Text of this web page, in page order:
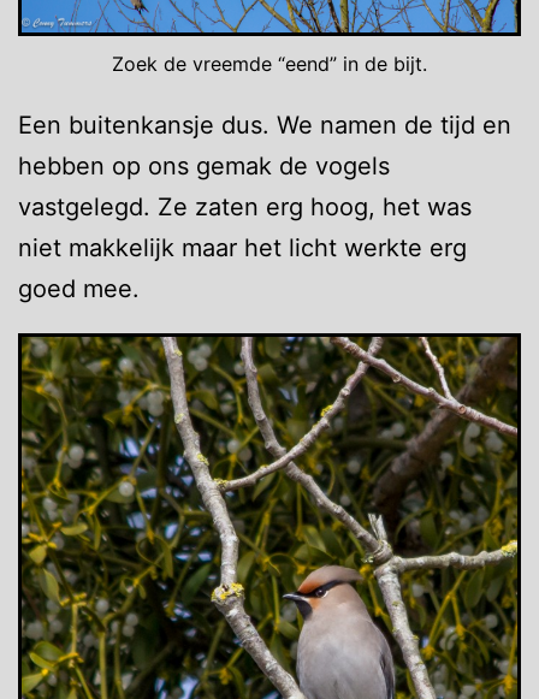
Zoek de vreemde “eend” in de bijt.
Een buitenkansje dus. We namen de tijd en
hebben op ons gemak de vogels
vastgelegd. Ze zaten erg hoog, het was
niet makkelijk maar het licht werkte erg
goed mee.